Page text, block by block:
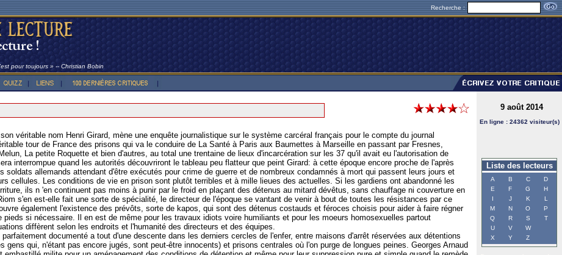
Recherche :
pour toujours » -- Christian Bobin
véritable nom Henri Girard, mène une enquête journalistique sur le système carcéral français pour le compte du journal
tour de France des prisons qui va le conduire de La Santé à Paris aux Baumettes à Marseille en passant par Fresnes,
La petite Roquette et bien d'autres, au total une trentaine de lieux d'incarcération sur les 37 qu'il avait eu l'autorisation de
interrompue quand les autorités découvriront le tableau peu flatteur que peint Girard: à cette époque encore proche de l'après
soldats allemands attendant d'être exécutés pour crime de guerre et de nombreux condamnés à mort qui passent leurs jours et
cellules. Les conditions de vie en prison sont plutôt terribles et à mille lieues des actuelles. Si les gardiens ont abandonné les
ils n 'en continuent pas moins à punir par le froid en plaçant des détenus au mitard dévêtus, sans chauffage ni couverture en
s'en est-elle fait une sorte de spécialité, le directeur de l'époque se vantant de venir à bout de toutes les résistances par ce
également l'existence des prévôts, sorte de kapos, qui sont des détenus costauds et féroces choisis pour aider à faire régner
pieds si nécessaire. Il en est de même pour les travaux idiots voire humiliants et pour les moeurs homosexuelles partout
diffèrent selon les endroits et l'humanité des directeurs et des équipes.
documenté a tout d'une descente dans les derniers cercles de l'enfer, entre maisons d'arrêt réservées aux détentions
gens qui, n'étant pas encore jugés, sont peut-être innocents) et prisons centrales où l'on purge de longues peines. Georges Arnaud
9 août 2014
En ligne : 24362 visiteur(s)
Liste des lecteurs
A B C
D
E
F G
H
I
J K
L
M
N O
P
Q
R S
T
U
V
W
X
Y Z